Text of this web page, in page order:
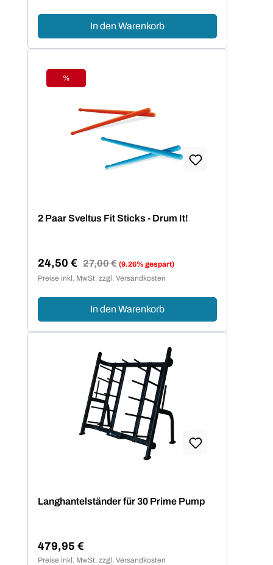
In den Warenkorb
Rabatt
%
2 Paar Sveltus Fit Sticks - Drum It!
Verkaufspreis:
24,50 € Regulärer Preis:
27,00 € (9.26% gespart)
Preise inkl. MwSt. zzgl. Versandkosten
In den Warenkorb
Langhantelständer für 30 Prime Pump
Regulärer Preis:
479,95 €
Preise inkl. MwSt. zzgl. Versandkosten